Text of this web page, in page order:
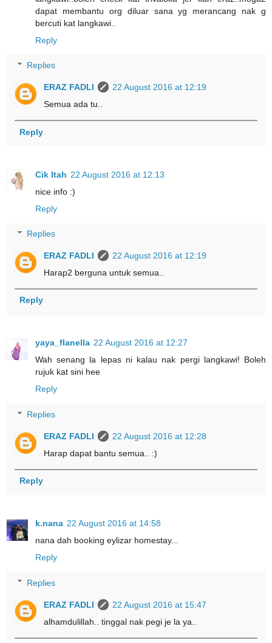
dapat membantu org diluar sana yg merancang nak g
bercuti kat langkawi..
Reply
Replies
ERAZ FADLI
22 August 2016 at 12:19
Semua ada tu..
Reply
Cik Itah 22 August 2016 at 12:13
nice info :)
Reply
Replies
ERAZ FADLI
22 August 2016 at 12:19
Harap2 berguna untuk semua..
Reply
yaya_flanella 22 August 2016 at 12:27
Wah senang la lepas ni kalau nak pergi langkawi! Boleh
rujuk kat sini hee
Reply
Replies
ERAZ FADLI
22 August 2016 at 12:28
Harap dapat bantu semua.. :)
Reply
k.nana 22 August 2016 at 14:58
nana dah booking eylizar homestay...
Reply
Replies
ERAZ FADLI
22 August 2016 at 15:47
alhamdulillah.. tinggal nak pegi je la ya..